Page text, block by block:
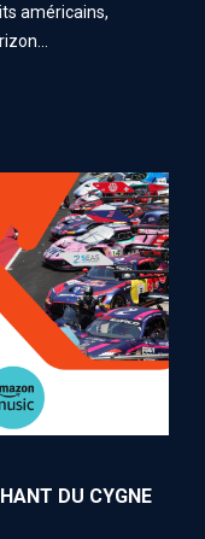
américains,
DU CYGNE